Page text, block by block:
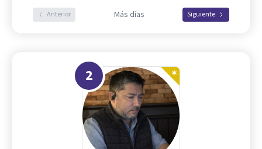
Anterior Más días Siguiente
2